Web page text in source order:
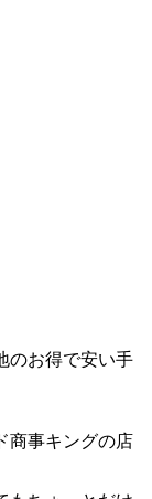
のお得で安い手
商事キングの店